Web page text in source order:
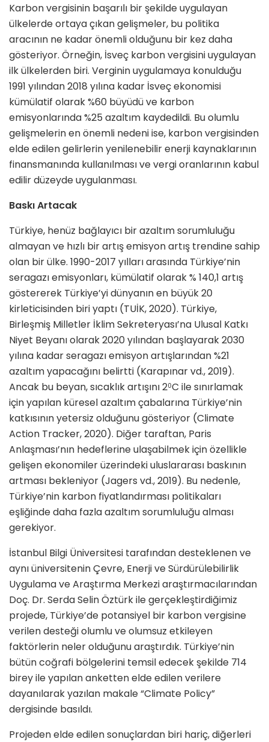
Karbon vergisinin başarılı bir şekilde uygulayan
ülkelerde ortaya çıkan gelişmeler, bu politika
aracının ne kadar önemli olduğunu bir kez daha
gösteriyor. Örneğin, İsveç karbon vergisini uygulayan
ilk ülkelerden biri. Verginin uygulamaya konulduğu
1991 yılından 2018 yılına kadar İsveç ekonomisi
kümülatif olarak %60 büyüdü ve karbon
emisyonlarında %25 azaltım kaydedildi. Bu olumlu
gelişmelerin en önemli nedeni ise, karbon vergisinden
elde edilen gelirlerin yenilenebilir enerji kaynaklarının
finansmanında kullanılması ve vergi oranlarının kabul
edilir düzeyde uygulanması.
Baskı Artacak
Türkiye, henüz bağlayıcı bir azaltım sorumluluğu
almayan ve hızlı bir artış emisyon artış trendine sahip
olan bir ülke. 1990-2017 yılları arasında Türkiye’nin
seragazı emisyonları, kümülatif olarak % 140,1 artış
göstererek Türkiye’yi dünyanın en büyük 20
kirleticisinden biri yaptı (TUİK, 2020). Türkiye,
Birleşmiş Milletler İklim Sekreteryası’na Ulusal Katkı
Niyet Beyanı olarak 2020 yılından başlayarak 2030
yılına kadar seragazı emisyon artışlarından %21
azaltım yapacağını belirtti (Karapınar vd., 2019).
Ancak bu beyan, sıcaklık artışını 20C ile sınırlamak
için yapılan küresel azaltım çabalarına Türkiye’nin
katkısının yetersiz olduğunu gösteriyor (Climate
Action Tracker, 2020). Diğer taraftan, Paris
Anlaşması’nın hedeflerine ulaşabilmek için özellikle
gelişen ekonomiler üzerindeki uluslararası baskının
artması bekleniyor (Jagers vd., 2019). Bu nedenle,
Türkiye’nin karbon fiyatlandırması politikaları
eşliğinde daha fazla azaltım sorumluluğu alması
gerekiyor.
İstanbul Bilgi Üniversitesi tarafından desteklenen ve
aynı üniversitenin Çevre, Enerji ve Sürdürülebilirlik
Uygulama ve Araştırma Merkezi araştırmacılarından
Doç. Dr. Serda Selin Öztürk ile gerçekleştirdiğimiz
projede, Türkiye’de potansiyel bir karbon vergisine
verilen desteği olumlu ve olumsuz etkileyen
faktörlerin neler olduğunu araştırdık. Türkiye’nin
bütün coğrafi bölgelerini temsil edecek şekilde 714
birey ile yapılan anketten elde edilen verilere
dayanılarak yazılan makale “Climate Policy”
dergisinde basıldı.
Projeden elde edilen sonuçlardan biri hariç, diğerleri